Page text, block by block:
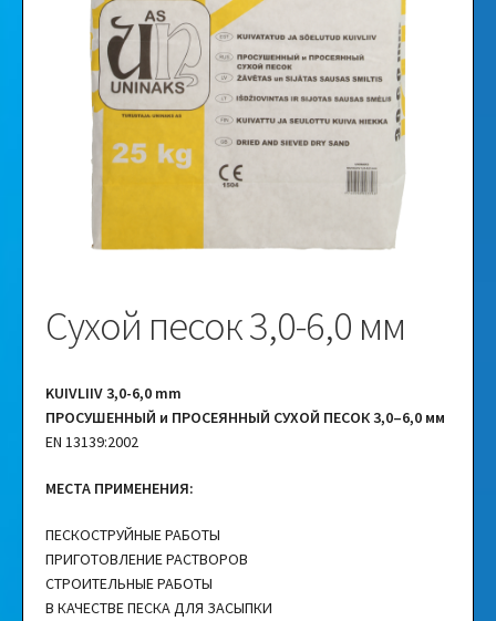
Сухой песок 3,0-6,0 мм
KUIVLIIV 3,0-6,0 mm
ПРОСУШЕННЫЙ и ПРОСЕЯННЫЙ СУХОЙ ПЕСОК 3,0–6,0 мм
EN 13139:2002
МЕСТА ПРИМЕНЕНИЯ:
ПЕСКОСТРУЙНЫЕ РАБОТЫ
ПРИГОТОВЛЕНИЕ РАСТВОРОВ
СТРОИТЕЛЬНЫЕ РАБОТЫ
В КАЧЕСТВЕ ПЕСКА ДЛЯ ЗАСЫПКИ